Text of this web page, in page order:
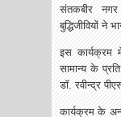
संतकबीर
बुद्धिजीवियों ने
इस कार्यक्रम
सामान्य के
डॉ. रवीन्द्र
कार्यक्रम के